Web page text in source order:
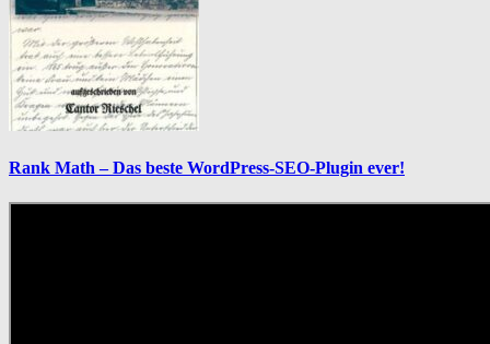
Rank Math – Das beste WordPress-SEO-Plugin ever!